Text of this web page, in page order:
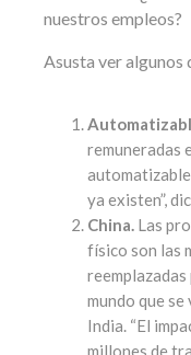
nuestros empleos?
Asusta ver
remuneradas
ya existen”,
China. Las
físico son las
mundo que
India. “El
millones de